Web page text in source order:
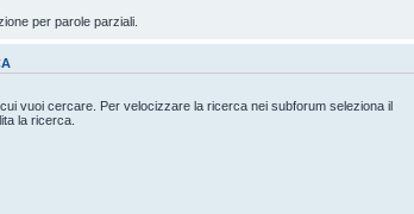
per parole parziali.
vuoi cercare. Per velocizzare la ricerca nei subforum seleziona il
la ricerca.